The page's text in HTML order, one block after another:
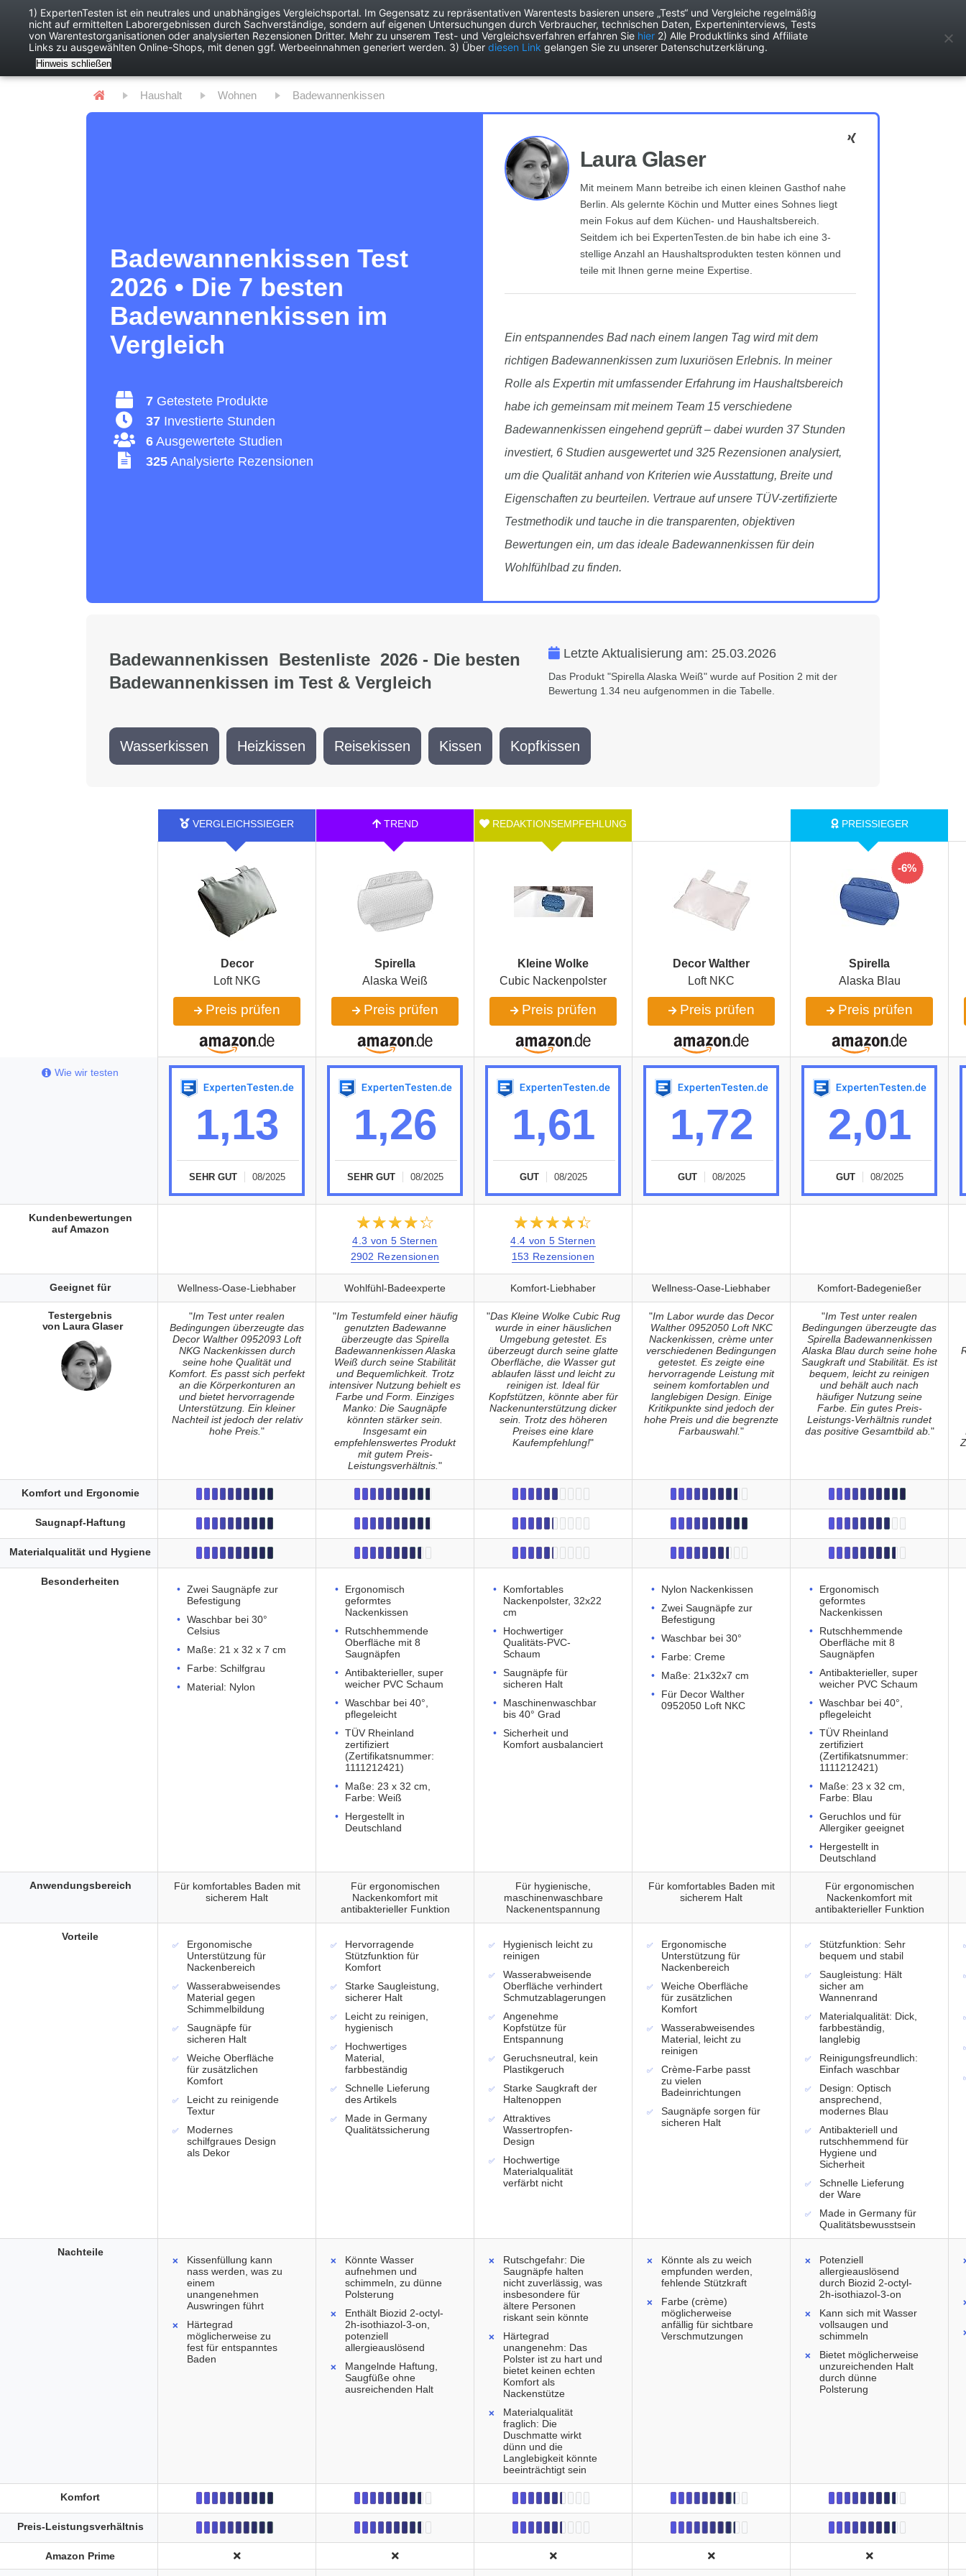
Baby Digitales Drogerie Elektronik Freizeit Garten Haushalt Heimwerken Services
Haushalt Wohnen Badewannenkissen
Badewannenkissen Test
2026 • Die 7 besten
Badewannenkissen im
Vergleich
7 Getestete Produkte
37 Investierte Stunden
6 Ausgewertete Studien
325 Analysierte Rezensionen
Laura Glaser
Mit meinem Mann betreibe ich einen kleinen Gasthof nahe
Berlin. Als gelernte Köchin und Mutter eines Sohnes liegt
mein Fokus auf dem Küchen- und Haushaltsbereich.
Seitdem ich bei ExpertenTesten.de bin habe ich eine 3-
stellige Anzahl an Haushaltsprodukten testen können und
teile mit Ihnen gerne meine Expertise.
Ein entspannendes Bad nach einem langen Tag wird mit dem
richtigen Badewannenkissen zum luxuriösen Erlebnis. In meiner
Rolle als Expertin mit umfassender Erfahrung im Haushaltsbereich
habe ich gemeinsam mit meinem Team 15 verschiedene
Badewannenkissen eingehend geprüft – dabei wurden 37 Stunden
investiert, 6 Studien ausgewertet und 325 Rezensionen analysiert,
um die Qualität anhand von Kriterien wie Ausstattung, Breite und
Eigenschaften zu beurteilen. Vertraue auf unsere TÜV-zertifizierte
Testmethodik und tauche in die transparenten, objektiven
Bewertungen ein, um das ideale Badewannenkissen für dein
Wohlfühlbad zu finden.
Badewannenkissen Bestenliste 2026 - Die besten
Badewannenkissen im Test & Vergleich
Letzte Aktualisierung am: 25.03.2026
Das Produkt "Spirella Alaska Weiß" wurde auf Position 2 mit der
Bewertung 1.34 neu aufgenommen in die Tabelle.
Wasserkissen Heizkissen Reisekissen Kissen Kopfkissen
-6%
Decor Spirella Kleine Wolke Decor Walther
Spirella
Loft NKG
Alaska Weiß Cubic Nackenpolster Loft NKC Alaska Blau
Preis prüfen Preis prüfen Preis prüfen Preis prüfen Preis prüfen
1,13
SEHR GUT 08/2025
1,26
SEHR GUT 08/2025
1,61
GUT 08/2025
1,72
GUT 08/2025
2,01
GUT 08/2025
★★★★★
☆☆☆☆☆
4.3 von 5 Sternen
2902 Rezensionen
★★★★★
☆☆☆☆☆
4.4 von 5 Sternen
153 Rezensionen
Wellness-Oase-Liebhaber Wohlfühl-Badeexperte Komfort-Liebhaber Wellness-Oase-Liebhaber Komfort-Badegenießer
"Im Test unter realen
Bedingungen überzeugte das
Decor Walther 0952093 Loft
NKG Nackenkissen durch
seine hohe Qualität und
Komfort. Es passt sich perfekt
an die Körperkonturen an
und bietet hervorragende
Unterstützung. Ein kleiner
Nachteil ist jedoch der relativ
hohe Preis."
"Im Testumfeld einer häufig
genutzten Badewanne
überzeugte das Spirella
Badewannenkissen Alaska
Weiß durch seine Stabilität
und Bequemlichkeit. Trotz
intensiver Nutzung behielt es
Farbe und Form. Einziges
Manko: Die Saugnäpfe
könnten stärker sein.
Insgesamt ein
empfehlenswertes Produkt
mit gutem Preis-
Leistungsverhältnis."
"Das Kleine Wolke Cubic Rug
wurde in einer häuslichen
Umgebung getestet. Es
überzeugt durch seine glatte
Oberfläche, die Wasser gut
ablaufen lässt und leicht zu
reinigen ist. Ideal für
Kopfstützen, könnte aber für
Nackenunterstützung dicker
sein. Trotz des höheren
Preises eine klare
Kaufempfehlung!"
"Im Labor wurde das Decor
Walther 0952050 Loft NKC
Nackenkissen, crème unter
verschiedenen Bedingungen
getestet. Es zeigte eine
hervorragende Leistung mit
seinem komfortablen und
langlebigen Design. Einige
Kritikpunkte sind jedoch der
hohe Preis und die begrenzte
Farbauswahl."
"Im Test unter realen
Bedingungen überzeugte das
Spirella Badewannenkissen
Alaska Blau durch seine hohe
Saugkraft und Stabilität. Es ist
bequem, leicht zu reinigen
und behält auch nach
häufiger Nutzung seine
Farbe. Ein gutes Preis-
Leistungs-Verhältnis rundet
das positive Gesamtbild ab."
Zwei Saugnäpfe zur
Befestigung
Waschbar bei 30°
Celsius
Maße: 21 x 32 x 7 cm
Farbe: Schilfgrau
Material: Nylon
Ergonomisch
geformtes
Nackenkissen
Rutschhemmende
Oberfläche mit 8
Saugnäpfen
Antibakterieller, super
weicher PVC Schaum
Waschbar bei 40°,
pflegeleicht
TÜV Rheinland
zertifiziert
(Zertifikatsnummer:
1111212421)
Maße: 23 x 32 cm,
Farbe: Weiß
Hergestellt in
Deutschland
Komfortables
Nackenpolster, 32x22
cm
Hochwertiger
Qualitäts-PVC-
Schaum
Saugnäpfe für
sicheren Halt
Maschinenwaschbar
bis 40° Grad
Sicherheit und
Komfort ausbalanciert
Nylon Nackenkissen
Zwei Saugnäpfe zur
Befestigung
Waschbar bei 30°
Farbe: Creme
Maße: 21x32x7 cm
Für Decor Walther
0952050 Loft NKC
Ergonomisch
geformtes
Nackenkissen
Rutschhemmende
Oberfläche mit 8
Saugnäpfen
Antibakterieller, super
weicher PVC Schaum
Waschbar bei 40°,
pflegeleicht
TÜV Rheinland
zertifiziert
(Zertifikatsnummer:
1111212421)
Maße: 23 x 32 cm,
Farbe: Blau
Geruchlos und für
Allergiker geeignet
Hergestellt in
Deutschland
Für komfortables Baden mit
sicherem Halt
Für ergonomischen
Nackenkomfort mit
antibakterieller Funktion
Für hygienische,
maschinenwaschbare
Nackenentspannung
Für komfortables Baden mit
sicherem Halt
Für ergonomischen
Nackenkomfort mit
antibakterieller Funktion
Ergonomische
Unterstützung für
Nackenbereich
Wasserabweisendes
Material gegen
Schimmelbildung
Saugnäpfe für
sicheren Halt
Weiche Oberfläche
für zusätzlichen
Komfort
Leicht zu reinigende
Textur
Modernes
schilfgraues Design
als Dekor
Hervorragende
Stützfunktion für
Komfort
Starke Saugleistung,
sicherer Halt
Leicht zu reinigen,
hygienisch
Hochwertiges
Material,
farbbeständig
Schnelle Lieferung
des Artikels
Made in Germany
Qualitätssicherung
Hygienisch leicht zu
reinigen
Wasserabweisende
Oberfläche verhindert
Schmutzablagerungen
Angenehme
Kopfstütze für
Entspannung
Geruchsneutral, kein
Plastikgeruch
Starke Saugkraft der
Haltenoppen
Attraktives
Wassertropfen-
Design
Hochwertige
Materialqualität
verfärbt nicht
Ergonomische
Unterstützung für
Nackenbereich
Weiche Oberfläche
für zusätzlichen
Komfort
Wasserabweisendes
Material, leicht zu
reinigen
Crème-Farbe passt
zu vielen
Badeinrichtungen
Saugnäpfe sorgen für
sicheren Halt
Stützfunktion: Sehr
bequem und stabil
Saugleistung: Hält
sicher am
Wannenrand
Materialqualität: Dick,
farbbeständig,
langlebig
Reinigungsfreundlich:
Einfach waschbar
Design: Optisch
ansprechend,
modernes Blau
Antibakteriell und
rutschhemmend für
Hygiene und
Sicherheit
Schnelle Lieferung
der Ware
Made in Germany für
Qualitätsbewusstsein
Kissenfüllung kann
nass werden, was zu
einem
unangenehmen
Auswringen führt
Härtegrad
möglicherweise zu
fest für entspanntes
Baden
Könnte Wasser
aufnehmen und
schimmeln, zu dünne
Polsterung
Enthält Biozid 2-octyl-
2h-isothiazol-3-on,
potenziell
allergieauslösend
Mangelnde Haftung,
Saugfüße ohne
ausreichenden Halt
Rutschgefahr: Die
Saugnäpfe halten
nicht zuverlässig, was
insbesondere für
ältere Personen
riskant sein könnte
Härtegrad
unangenehm: Das
Polster ist zu hart und
bietet keinen echten
Komfort als
Nackenstütze
Materialqualität
fraglich: Die
Duschmatte wirkt
dünn und die
Langlebigkeit könnte
beeinträchtigt sein
Könnte als zu weich
empfunden werden,
fehlende Stützkraft
Farbe (crème)
möglicherweise
anfällig für sichtbare
Verschmutzungen
Potenziell
allergieauslösend
durch Biozid 2-octyl-
2h-isothiazol-3-on
Kann sich mit Wasser
vollsaugen und
schimmeln
Bietet möglicherweise
unzureichenden Halt
durch dünne
Polsterung
Wie wir testen
Kundenbewertungen
auf Amazon
Geeignet für
Testergebnis
von Laura Glaser
Komfort und Ergonomie
Saugnapf-Haftung
Materialqualität und Hygiene
Besonderheiten
Anwendungsbereich
Vorteile
Nachteile
Komfort
Preis-Leistungsverhältnis
Amazon Prime
1) ExpertenTesten ist ein neutrales und unabhängiges Vergleichsportal. Im Gegensatz zu repräsentativen Warentests basieren unsere „Tests“ und Vergleiche regelmäßig
nicht auf ermittelten Laborergebnissen durch Sachverständige, sondern auf eigenen Untersuchungen durch Verbraucher, technischen Daten, Experteninterviews, Tests
von Warentestorganisationen oder analysierten Rezensionen Dritter. Mehr zu unserem Test- und Vergleichsverfahren erfahren Sie hier 2) Alle Produktlinks sind Affiliate
Links zu ausgewählten Online-Shops, mit denen ggf. Werbeeinnahmen generiert werden. 3) Überdiesen Link gelangen Sie zu unserer Datenschutzerklärung.
Hinweis schließen